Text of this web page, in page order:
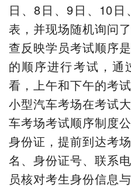
日、8日、9日、10
表，并现场随机询问
查反映学员考试顺序
的顺序进行考试，通
看，上午和下午的考
小型汽车考场在考试
车考场考试顺序制度
身份证，提前到达考
名、身份证号、联系
员核对考生身份信息